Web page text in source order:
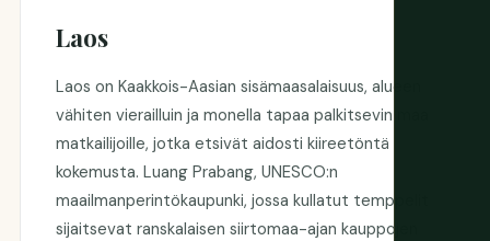
Laos
Laos on Kaakkois-Aasian sisämaasalaisuus, alueen
vähiten vierailluin ja monella tapaa palkitsevin maa
matkailijoille, jotka etsivät aidosti kiireetöntä
kokemusta. Luang Prabang, UNESCO:n
maailmanperintökaupunki, jossa kullatut temppelit
sijaitsevat ranskalaisen siirtomaa-ajan kauppojen